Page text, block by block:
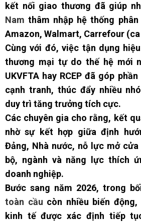
kết nối giao thương đã giúp
Nam thâm nhập hệ thống
Amazon, Walmart, Carrefour
Cùng với đó, việc tận dụng
thương mại tự do thế hệ mới
UKVFTA hay RCEP đã góp
cạnh tranh, thúc đẩy nhiều
duy trì tăng trưởng tích cực.
Các chuyên gia cho rằng, kết
nhờ sự kết hợp giữa định
Đảng, Nhà nước, nỗ lực mở
bộ, ngành và năng lực thích
doanh nghiệp.
Bước sang năm 2026, trong
toàn cầu còn nhiều biến
kinh tế được xác định tiếp